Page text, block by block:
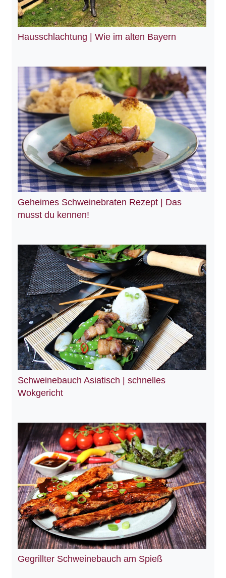
Hausschlachtung | Wie im alten Bayern
Geheimes Schweinebraten Rezept | Das
musst du kennen!
Schweinebauch Asiatisch | schnelles
Wokgericht
Gegrillter Schweinebauch am Spieß